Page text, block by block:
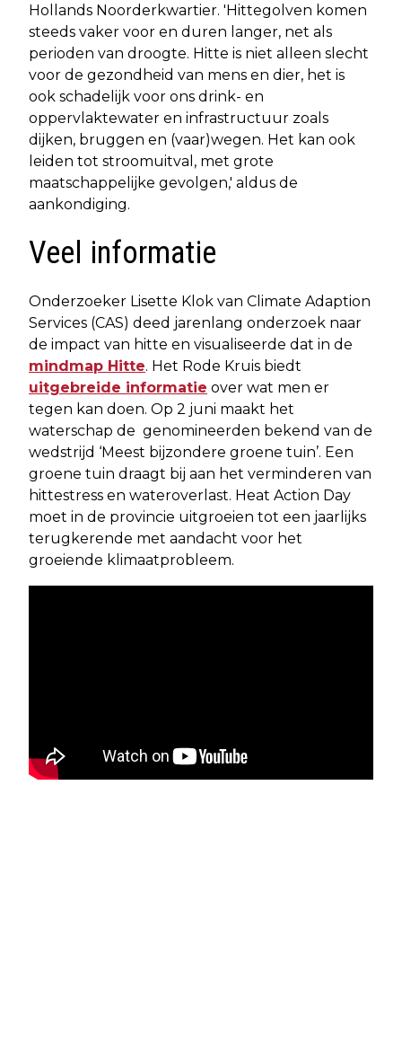
Hollands Noorderkwartier. 'Hittegolven komen
steeds vaker voor en duren langer, net als
perioden van droogte. Hitte is niet alleen slecht
voor de gezondheid van mens en dier, het is
ook schadelijk voor ons drink- en
oppervlaktewater en infrastructuur zoals
dijken, bruggen en (vaar)wegen. Het kan ook
leiden tot stroomuitval, met grote
maatschappelijke gevolgen,' aldus de
aankondiging.
Veel informatie
Onderzoeker Lisette Klok van Climate Adaption
Services (CAS) deed jarenlang onderzoek naar
de impact van hitte en visualiseerde dat in de
mindmap Hitte. Het Rode Kruis biedt
uitgebreide informatie over wat men er
tegen kan doen. Op 2 juni maakt het
waterschap de genomineerden bekend van de
wedstrijd ‘Meest bijzondere groene tuin’. Een
groene tuin draagt bij aan het verminderen van
hittestress en wateroverlast. Heat Action Day
moet in de provincie uitgroeien tot een jaarlijks
terugkerende met aandacht voor het
groeiende klimaatprobleem.